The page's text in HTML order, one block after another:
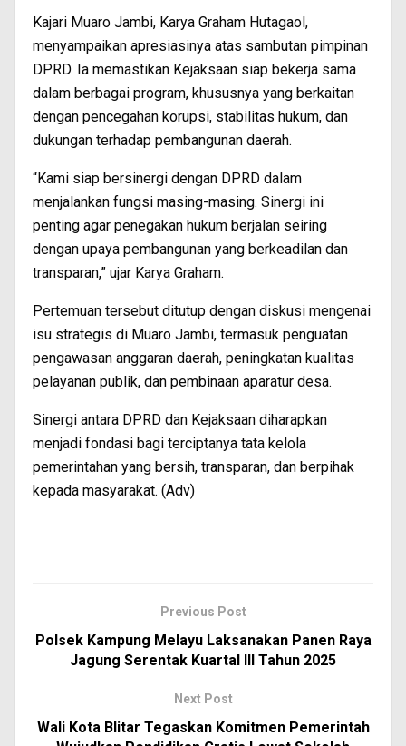
Kajari Muaro Jambi, Karya Graham Hutagaol,
menyampaikan apresiasinya atas sambutan pimpinan
DPRD. Ia memastikan Kejaksaan siap bekerja sama
dalam berbagai program, khususnya yang berkaitan
dengan pencegahan korupsi, stabilitas hukum, dan
dukungan terhadap pembangunan daerah.
“Kami siap bersinergi dengan DPRD dalam
menjalankan fungsi masing-masing. Sinergi ini
penting agar penegakan hukum berjalan seiring
dengan upaya pembangunan yang berkeadilan dan
transparan,” ujar Karya Graham.
Pertemuan tersebut ditutup dengan diskusi mengenai
isu strategis di Muaro Jambi, termasuk penguatan
pengawasan anggaran daerah, peningkatan kualitas
pelayanan publik, dan pembinaan aparatur desa.
Sinergi antara DPRD dan Kejaksaan diharapkan
menjadi fondasi bagi terciptanya tata kelola
pemerintahan yang bersih, transparan, dan berpihak
kepada masyarakat. (Adv)
Previous Post
Polsek Kampung Melayu Laksanakan Panen Raya
Jagung Serentak Kuartal III Tahun 2025
Next Post
Wali Kota Blitar Tegaskan Komitmen Pemerintah